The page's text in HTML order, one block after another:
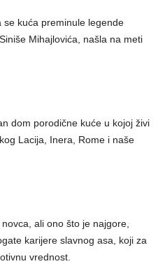
se kuća preminule legende
Mihajlovića, našla na meti
dom porodične kuće u kojoj živi
Lacija, Inera, Rome i naše
ali ono što je najgore,
karijere slavnog asa, koji za
vrednost.